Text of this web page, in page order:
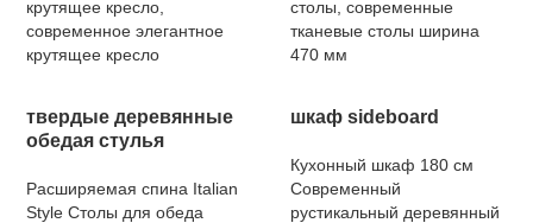
крутящее кресло,
современное элегантное
крутящее кресло
столы, современные
тканевые столы ширина
470 мм
твердые деревянные
обедая стулья
Расширяемая спина Italian
Style Столы для обеда
шкаф sideboard
Кухонный шкаф 180 см
Современный
рустикальный деревянный